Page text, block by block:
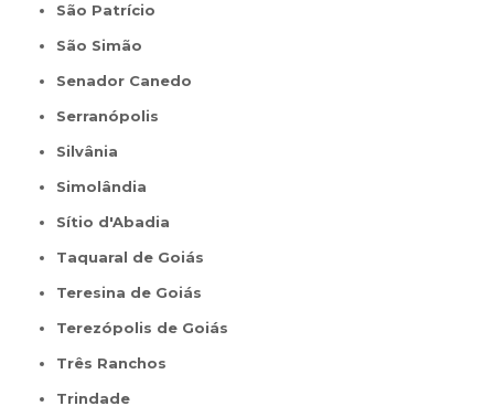
São Patrício
São Simão
Senador Canedo
Serranópolis
Silvânia
Simolândia
Sítio d'Abadia
Taquaral de Goiás
Teresina de Goiás
Terezópolis de Goiás
Três Ranchos
Trindade